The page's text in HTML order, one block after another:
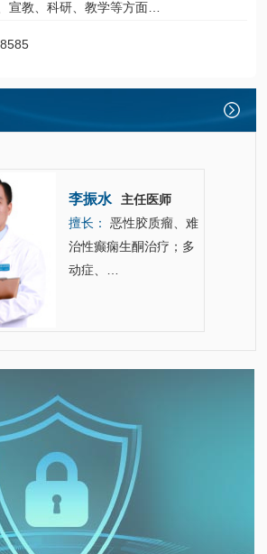
宣教、科研、教学等方面…
李振水
主任医师
擅长：
治性癫痫生酮治疗；多
动症、…